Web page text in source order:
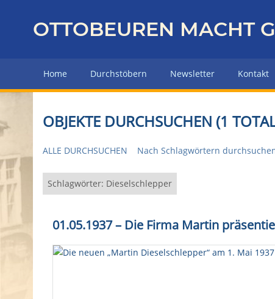
z
r
H
u
p
e
OTTOBEUREN MACHT
Home Durchstöbern Newsletter Kontakt
OBJEKTE DURCHSUCHEN (1
ALLE DURCHSUCHEN Nach Schlagwörtern
Schlagwörter: Dieselschlepper
01.05.1937 – Die Firma Martin